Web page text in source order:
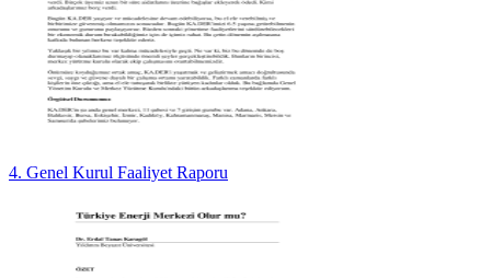
4. Genel Kurul Faaliyet Raporu